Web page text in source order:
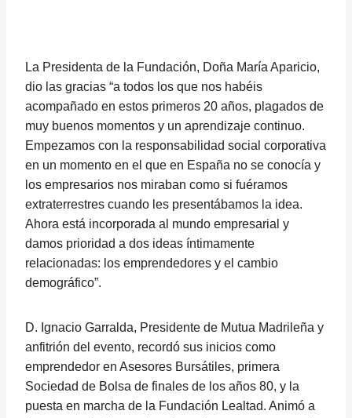
La Presidenta de la Fundación, Doña María Aparicio,
dio las gracias “a todos los que nos habéis
acompañado en estos primeros 20 años, plagados de
muy buenos momentos y un aprendizaje continuo.
Empezamos con la responsabilidad social corporativa
en un momento en el que en España no se conocía y
los empresarios nos miraban como si fuéramos
extraterrestres cuando les presentábamos la idea.
Ahora está incorporada al mundo empresarial y
damos prioridad a dos ideas íntimamente
relacionadas: los emprendedores y el cambio
demográfico”.
D. Ignacio Garralda, Presidente de Mutua Madrileña y
anfitrión del evento, recordó sus inicios como
emprendedor en Asesores Bursátiles, primera
Sociedad de Bolsa de finales de los años 80, y la
puesta en marcha de la Fundación Lealtad. Animó a